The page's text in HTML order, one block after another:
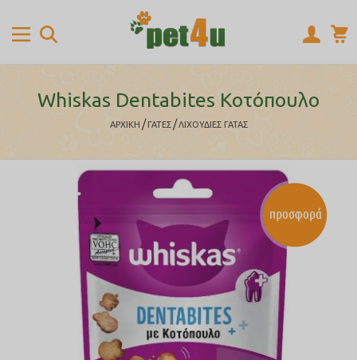
Whiskas Dentabites Κοτόπουλο
ΑΡΧΙΚΉ / ΓΑΤΕΣ / ΛΙΧΟΥΔΙΕΣ ΓΑΤΑΣ